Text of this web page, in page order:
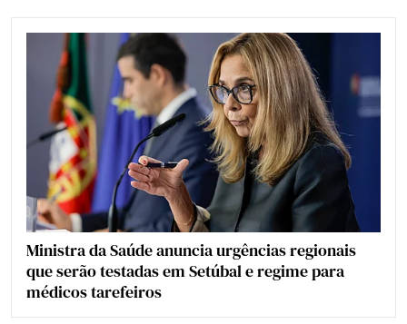
Ministra da Saúde anuncia urgências regionais
que serão testadas em Setúbal e regime para
médicos tarefeiros